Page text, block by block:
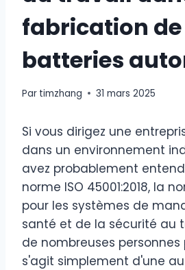
fabrication de
batteries
Par timzhang 31 mars 2025
Si vous dirigez une
dans un environnement
avez probablement
norme ISO 45001:2018, la
pour les systèmes de
santé et de la sécurité au
de nombreuses personnes
s'agit simplement d'une